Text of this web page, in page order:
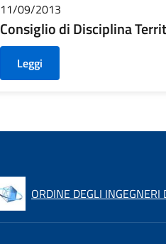
11/09/2013
Consiglio di Disciplina
Leggi
ORDINE DEGLI